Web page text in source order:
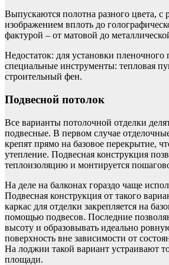
Выпускаются полотна разного цвета, с
изображением вплоть до
фактурой – от матовой до
Недостаток: для установки
специальные инструменты: тепловая
строительный фен.
Подвесной потолок
Все варианты потолочной отделки
подвесные. В первом случае
крепят прямо на базовое перекрытие,
утепление. Подвесная конструкция
теплоизоляцию и монтируется
На деле на балконах гораздо чаще
Подвесная конструкция от такого
каркас для отделки закрепляется на
помощью подвесов. Последние
высоту и образовывать идеально
поверхность вне зависимости от
На лоджии такой вариант устраивают
площади.